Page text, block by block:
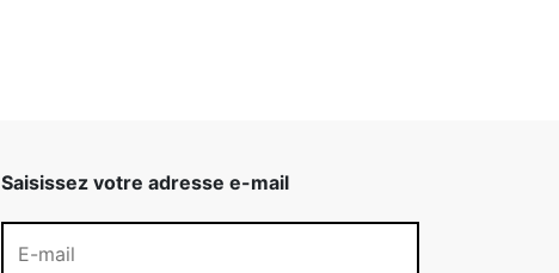
Saisissez votre adresse e-mail